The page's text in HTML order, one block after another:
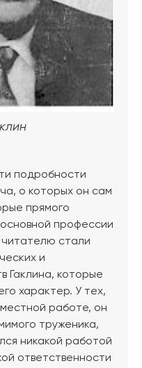
подробности
о которых он сам
прямого
профессии
читателю стали
и
Гаклина, которые
характер. У тех,
работе, он
труженика,
никакой работой
ответственности